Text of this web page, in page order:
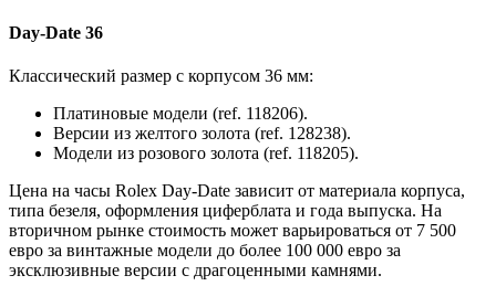
Day-Date 36
Классический размер с корпусом 36 мм:
Платиновые модели (ref. 118206).
Версии из желтого золота (ref. 128238).
Модели из розового золота (ref. 118205).
Цена на часы Rolex Day-Date зависит от материала корпуса,
типа безеля, оформления циферблата и года выпуска. На
вторичном рынке стоимость может варьироваться от 7 500
евро за винтажные модели до более 100 000 евро за
эксклюзивные версии с драгоценными камнями.